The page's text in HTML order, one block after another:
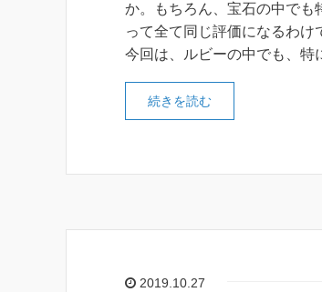
か。もちろん、宝石の中でも
って全て同じ評価になるわけ
今回は、ルビーの中でも、特
続きを読む
2019.10.27